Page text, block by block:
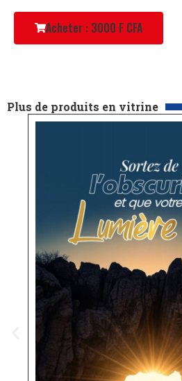
Acheter : 3000 F CFA
Plus de produits en vitrine